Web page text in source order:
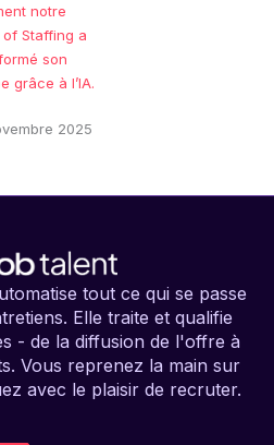
notre
of Staffing a
son
grâce à l’IA.
2025
tout ce qui se passe
Elle traite et qualifie
- de la diffusion de l'offre à
Vous reprenez la main sur
avec le plaisir de recruter.